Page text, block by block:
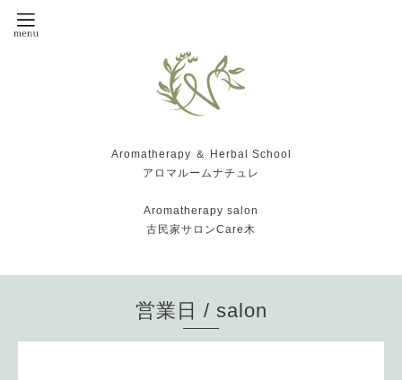
Aromatherapy ＆ Herbal School
アロマルームナチュレ
Aromatherapy salon
古民家サロンCare木
営業日 / salon